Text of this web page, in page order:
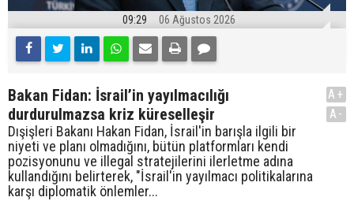
09:29 06 Ağustos 2026
Bakan Fidan: İsrail’in yayılmacılığı
durdurulmazsa kriz küreselleşir
Dışişleri Bakanı Hakan Fidan, İsrail'in barışla ilgili bir
niyeti ve planı olmadığını, bütün platformları kendi
pozisyonunu ve illegal stratejilerini ilerletme adına
kullandığını belirterek, "İsrail'in yayılmacı politikalarına
karşı diplomatik önlemler...
A+
A-